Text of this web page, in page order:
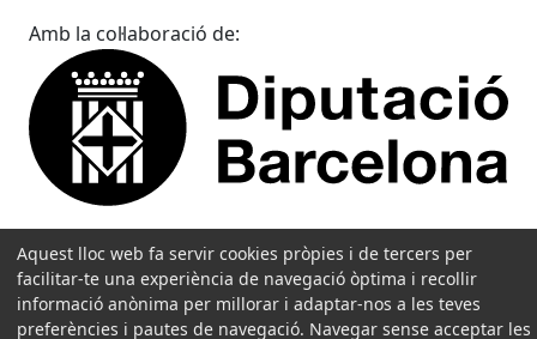
Amb la col·laboració de:
Aquest lloc web fa servir cookies pròpies i de tercers per
facilitar-te una experiència de navegació òptima i recollir
informació anònima per millorar i adaptar-nos a les teves
preferències i pautes de navegació. Navegar sense acceptar les